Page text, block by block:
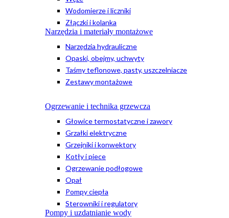
Wodomierze i liczniki
Złączki i kolanka
Narzędzia i materiały montażowe
Narzędzia hydrauliczne
Opaski, obejmy, uchwyty
Taśmy teflonowe, pasty, uszczelniacze
Zestawy montażowe
Ogrzewanie i technika grzewcza
Głowice termostatyczne i zawory
Grzałki elektryczne
Grzejniki i konwektory
Kotły i piece
Ogrzewanie podłogowe
Opał
Pompy ciepła
Sterowniki i regulatory
Pompy i uzdatnianie wody